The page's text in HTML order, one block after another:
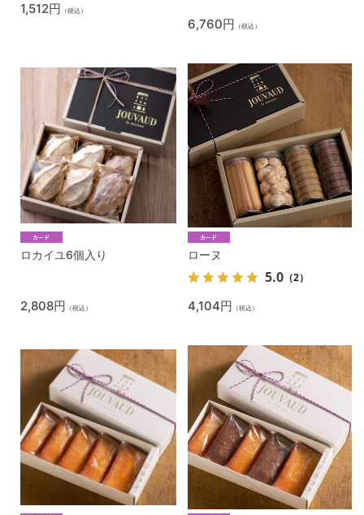
1,512円 （税込）
6,760円 （税込）
ロカイユ6個入り
2,808円 （税込）
ローヌ
5.0 （2）
4,104円 （税込）